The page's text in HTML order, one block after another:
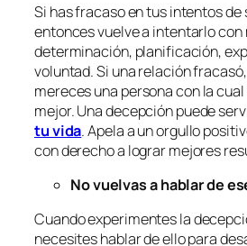
Si has fracaso en tus intentos de
entonces vuelve a intentarlo con
determinación, planificación,
voluntad. Si una relación
mereces una persona con la
mejor. Una decepción puede
tu vida. Apela a un orgullo
con derecho a lograr mejores
No vuelvas a hablar de
Cuando experimentes la
necesites hablar de ello para